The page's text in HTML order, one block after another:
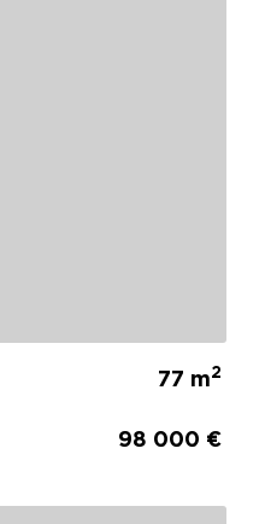
77 m2
98 000 €